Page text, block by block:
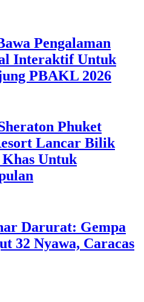
Pengalaman
Interaktif Untuk
PBAKL 2026
Phuket
Lancar Bilik
Untuk
Darurat: Gempa
32 Nyawa, Caracas